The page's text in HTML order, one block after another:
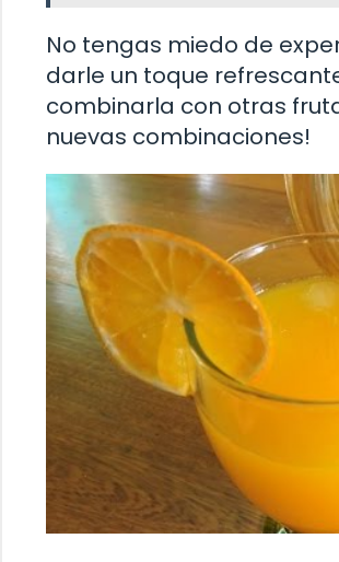
No tengas miedo de
darle un toque
combinarla con otras
nuevas combinaciones!